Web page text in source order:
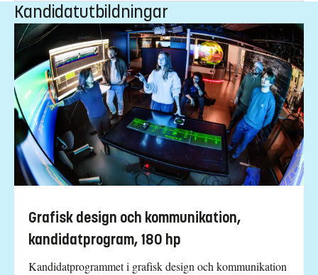
Kandidatutbildningar
Grafisk design och kommunikation,
kandidatprogram, 180 hp
Kandidatprogrammet i grafisk design och kommunikation